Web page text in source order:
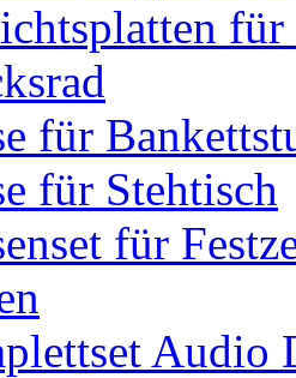
für
für
für Stehtisch
für
Audio